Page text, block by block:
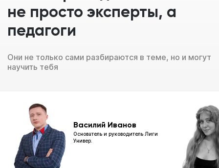
не просто эксперты, а
педагоги
Они не только сами разбираются в теме, но и могут
научить тебя
Василий Иванов
Основатель и руководитель Лиги
Универ.